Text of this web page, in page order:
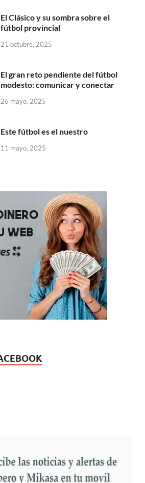
El Clásico y su sombra sobre el
fútbol provincial
21 octubre, 2025
El gran reto pendiente del fútbol
modesto: comunicar y conectar
26 mayo, 2025
Este fútbol es el nuestro
11 mayo, 2025